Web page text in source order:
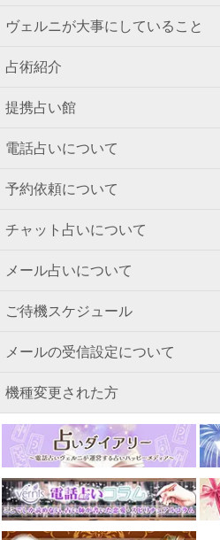
ヴェルニが大事にしていること
占術紹介
提携占い館
電話占いについて
予約依頼について
チャット占いについて
メール占いについて
ご待機スケジュール
メールの受信設定について
機種変更された方